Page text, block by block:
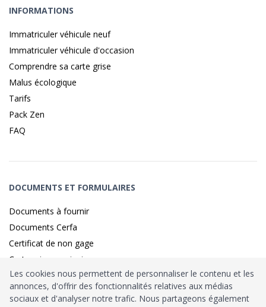
INFORMATIONS
Immatriculer véhicule neuf
Immatriculer véhicule d'occasion
Comprendre sa carte grise
Malus écologique
Tarifs
Pack Zen
FAQ
DOCUMENTS ET FORMULAIRES
Documents à fournir
Documents Cerfa
Certificat de non gage
Carte grise provisoire
Identité sécurisé parFranceConnect
Les cookies nous permettent de personnaliser le contenu et les
annonces, d'offrir des fonctionnalités relatives aux médias
sociaux et d'analyser notre trafic. Nous partageons également